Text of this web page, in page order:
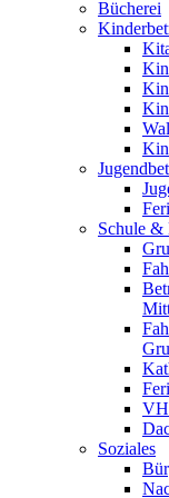
Bücherei
Schule
Soziales